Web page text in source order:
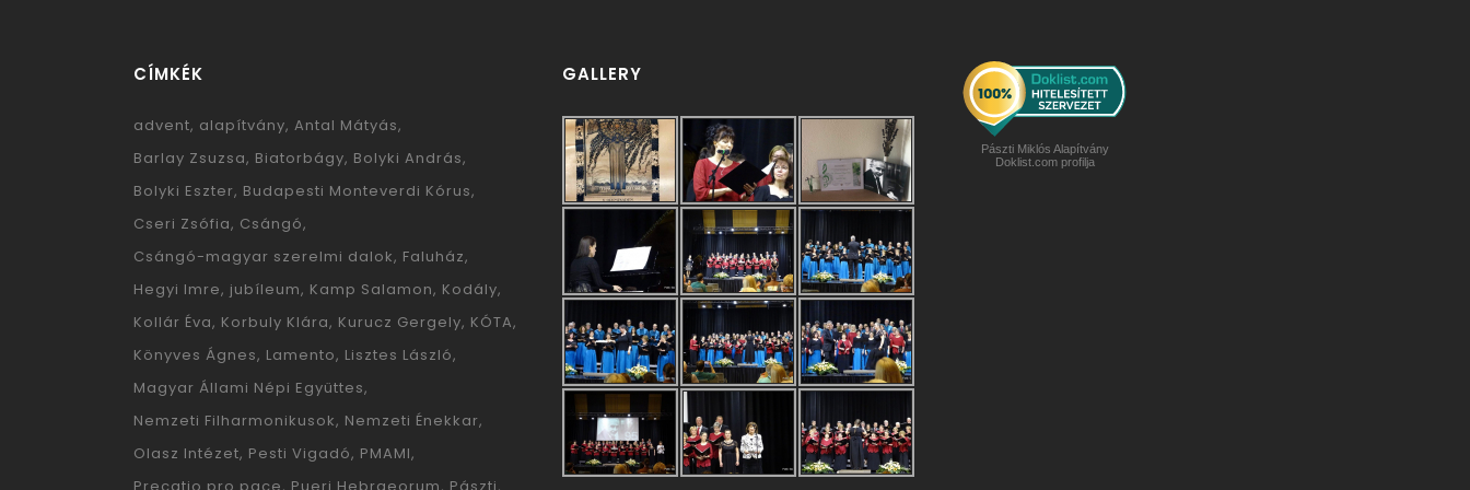
CÍMKÉK
advent alapítvány Antal Mátyás
Barlay Zsuzsa Biatorbágy Bolyki András
Bolyki Eszter Budapesti Monteverdi Kórus
Cseri Zsófia Csángó
Csángó-magyar szerelmi dalok Faluház
Hegyi Imre jubíleum Kamp Salamon Kodály
Kollár Éva Korbuly Klára Kurucz Gergely KÓTA
Könyves Ágnes Lamento Lisztes László
Magyar Állami Népi Együttes
Nemzeti Filharmonikusok Nemzeti Énekkar
Olasz Intézet Pesti Vigadó PMAMI
GALLERY
Pászti Miklós Alapítvány
Doklist.com profilja